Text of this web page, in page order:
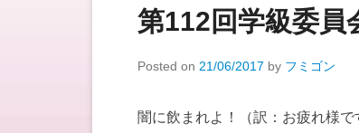
第112回学級委員
Posted on 21/06/2017 by フミゴン
闇に飲まれよ！（訳：お疲れ様